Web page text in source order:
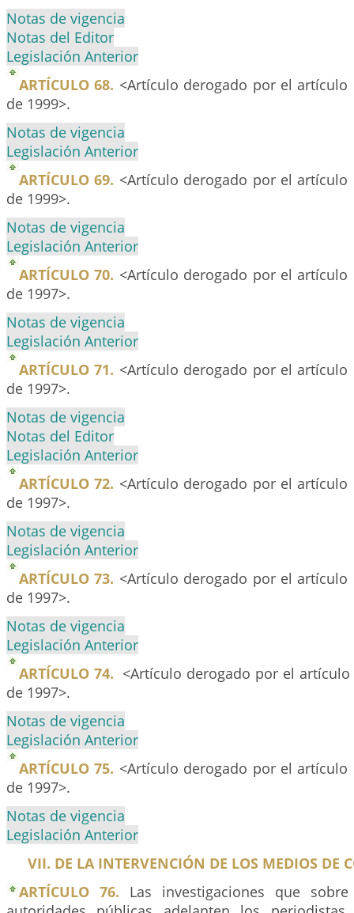
Notas de vigencia
Notas del Editor
Legislación Anterior
ARTÍCULO 68. <Artículo derogado por el artículo
de 1999>.
Notas de vigencia
Legislación Anterior
ARTÍCULO 69. <Artículo derogado por el artículo
de 1999>.
Notas de vigencia
Legislación Anterior
ARTÍCULO 70. <Artículo derogado por el artículo
de 1997>.
Notas de vigencia
Legislación Anterior
ARTÍCULO 71. <Artículo derogado por el artículo
de 1997>.
Notas de vigencia
Notas del Editor
Legislación Anterior
ARTÍCULO 72. <Artículo derogado por el artículo
de 1997>.
Notas de vigencia
Legislación Anterior
ARTÍCULO 73. <Artículo derogado por el artículo
de 1997>.
Notas de vigencia
Legislación Anterior
ARTÍCULO 74. <Artículo derogado por el artículo
de 1997>.
Notas de vigencia
Legislación Anterior
ARTÍCULO 75. <Artículo derogado por el artículo
de 1997>.
Notas de vigencia
Legislación Anterior
VII. DE LA INTERVENCIÓN DE LOS MEDIOS DE
ARTÍCULO 76. Las investigaciones que